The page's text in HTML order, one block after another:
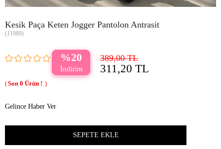
Kesik Paça Keten Jogger Pantolon Antrasit
(11980)
20 389,00 TL
311,20 TL
0
Gelince Haber Ver